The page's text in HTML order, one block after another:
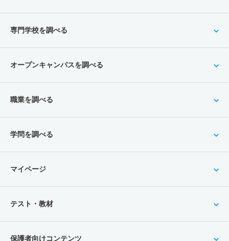
専門学校を調べる
オープンキャンパスを調べる
職業を調べる
学問を調べる
マイページ
テスト・教材
保護者向けコンテンツ